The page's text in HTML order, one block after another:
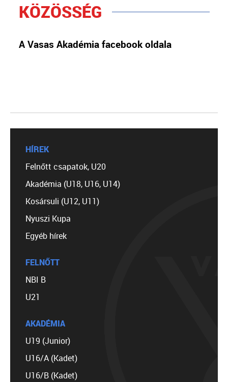
KÖZÖSSÉG
A Vasas Akadémia facebook oldala
HÍREK
Felnőtt csapatok, U20
Akadémia (U18, U16, U14)
Kosársuli (U12, U11)
Nyuszi Kupa
Egyéb hírek
FELNŐTT
NBI B
U21
AKADÉMIA
U19 (Junior)
U16/A (Kadet)
U16/B (Kadet)